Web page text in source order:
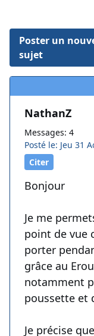
Poster un
sujet
NathanZ
Messages: 4
Posté le: Jeu 31
Citer
Bonjour
Je me
point de vue
porter
grâce au
notamment
poussette et
Je précise